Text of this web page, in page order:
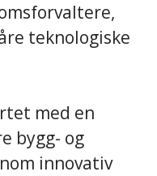
teknologiske
med en
bygg- og
innovativ